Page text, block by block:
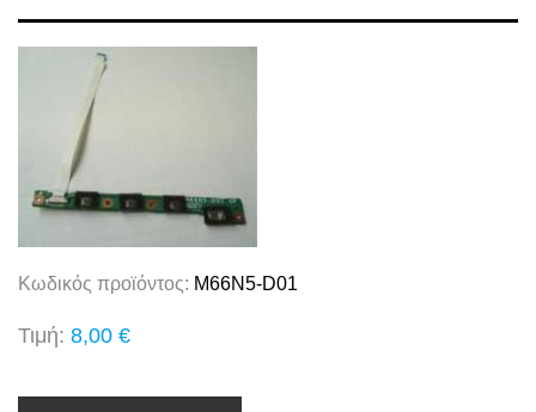
Κωδικός προϊόντος: M66N5-D01
Τιμή: 8,00 €